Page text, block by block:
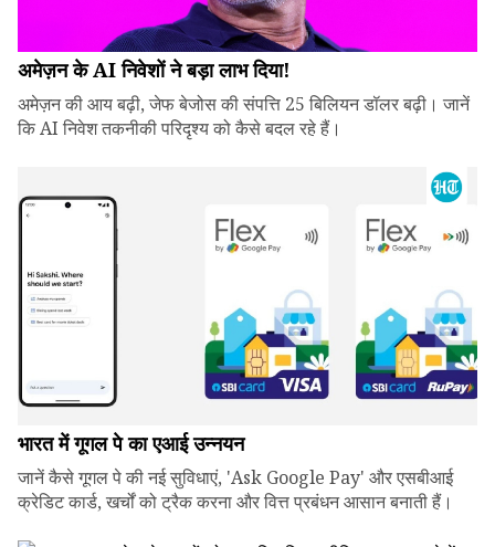
अमेज़न के AI निवेशों ने बड़ा लाभ दिया!
अमेज़न की आय बढ़ी, जेफ बेजोस की संपत्ति 25 बिलियन डॉलर बढ़ी। जानें
कि AI निवेश तकनीकी परिदृश्य को कैसे बदल रहे हैं।
भारत में गूगल पे का एआई उन्नयन
जानें कैसे गूगल पे की नई सुविधाएं, 'Ask Google Pay' और एसबीआई
क्रेडिट कार्ड, खर्चों को ट्रैक करना और वित्त प्रबंधन आसान बनाती हैं।